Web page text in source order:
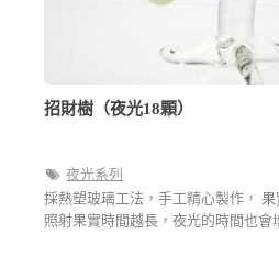
招財樹（夜光18顆）
夜光系列
採熱塑玻璃工法，手工精心製作，
照射果實時間越長，夜光的時間也